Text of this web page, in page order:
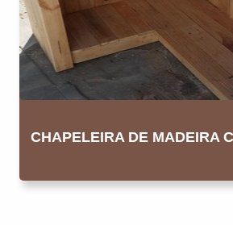
CHAPELEIRA DE MADEIRA